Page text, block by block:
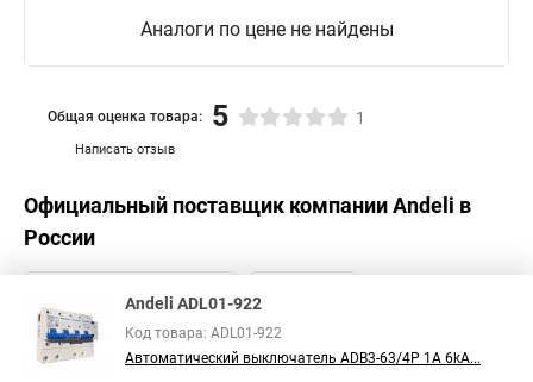
Аналоги по цене не найдены
Написать отзыв
Общая оценка товара: 5 1
Официальный поставщик компанииAndeli в
России
Andeli ADL01-922
Код товара: ADL01-922
Автоматический выключатель ADB3-63/4P 1A 6kA...